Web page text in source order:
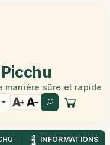
manière sûre et rapide
INFORMATIONS